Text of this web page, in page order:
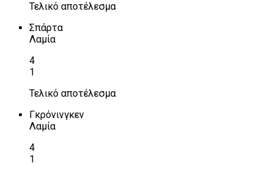
Τελικό αποτέλεσμα
Σπάρτα
Λαμία
4
1
Τελικό αποτέλεσμα
Γκρόνινγκεν
Λαμία
4
1